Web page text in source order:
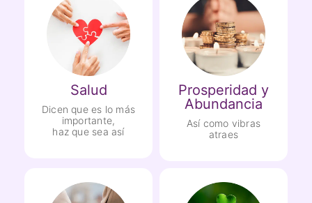
Salud
Dicen que es lo más
importante,
haz que sea así
Prosperidad y
Abundancia
Así como vibras
atraes